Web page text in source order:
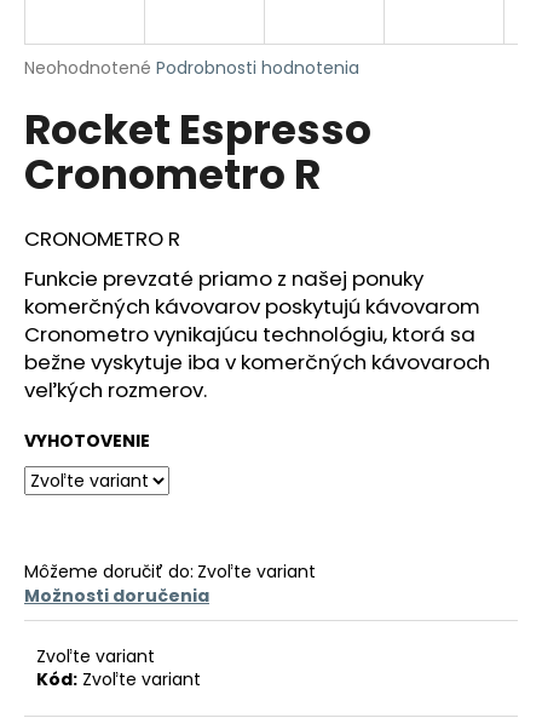
Priemerné
produktu
je
0,0
z
hviezdičiek.
Neohodnotené Podrobnosti hodnotenia
Rocket Espresso
Cronometro R
CRONOMETRO R
Funkcie prevzaté priamo z našej ponuky
komerčných kávovarov poskytujú kávovarom
Cronometro vynikajúcu technológiu, ktorá sa
bežne vyskytuje iba v komerčných kávovaroch
veľkých rozmerov.
VYHOTOVENIE
Môžeme doručiť do: Zvoľte variant
Možnosti doručenia
Zvoľte variant
Kód: Zvoľte variant
j
ť
?
HĽADAŤ
O
p
o
r
a
m
e